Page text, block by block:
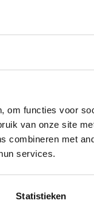
om functies voor
van onze site
combineren met
services.
Statistieken